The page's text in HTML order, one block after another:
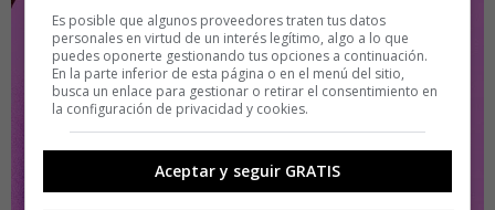
Es posible que algunos proveedores traten tus datos
personales en virtud de un interés legítimo, algo a lo que
puedes oponerte gestionando tus opciones a continuación.
En la parte inferior de esta página o en el menú del sitio,
busca un enlace para gestionar o retirar el consentimiento en
la configuración de privacidad y cookies.
Aceptar y seguir GRATIS